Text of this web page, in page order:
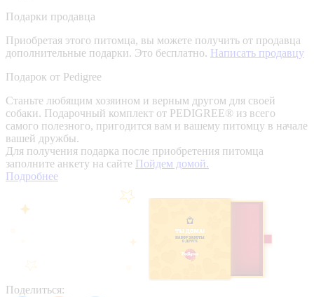
Подарки продавца
Приобретая этого питомца, вы можете получить от продавца
дополнительные подарки. Это бесплатно. Написать продавцу
Подарок от Pedigree
Станьте любящим хозяином и верным другом для своей
собаки. Подарочный комплект от PEDIGREE® из всего
самого полезного, пригодится вам и вашему питомцу в начале
вашей дружбы.
Для получения подарка после приобретения питомца
заполните анкету на сайте Пойдем домой.
Подробнее
Поделиться: